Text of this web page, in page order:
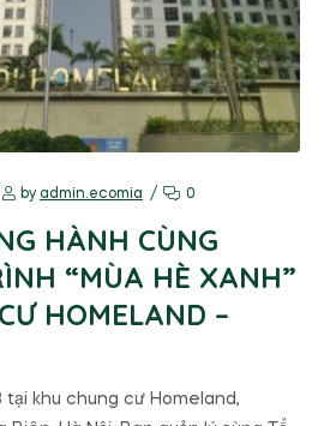
by admin.ecomia 0
HÀNH CÙNG
“MÙA HÈ XANH”
HOMELAND –
tại khu chung cư Homeland,